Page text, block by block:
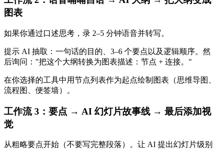
图表
如果你通过口述思考，录 2–5 分钟语音并转写。
提示 AI 抽取：一句话的目的、3–6 个要点以及逻辑顺序。然
后询问："把这个大纲转换为图表描述：节点 + 连接。"
在你选择的工具中用节点列表作为起点绘制图表（思维导图、
流程图、便签墙）。
工作流 3：要点 → AI 幻灯片故事线 → 最后添加视
觉
从粗略要点开始（不要写完整段落）。让 AI 提出幻灯片级别